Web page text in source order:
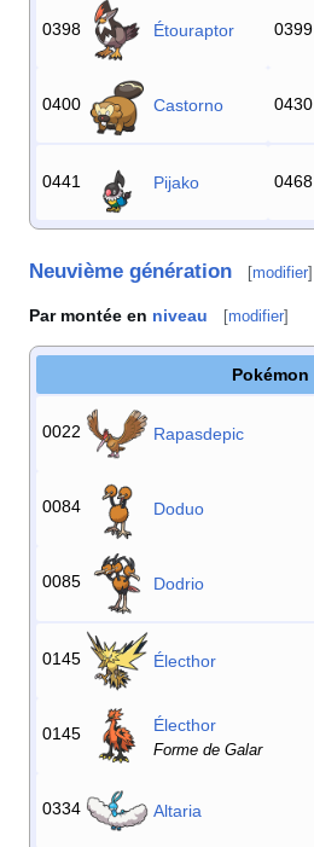
0398 Étouraptor 0399
0400 Castorno 0430
0441 Pijako 0468
Neuvième génération [modifier]
Par montée en niveau [modifier]
Pokémon
0022 Rapasdepic
0084 Doduo
0085 Dodrio
0145 Électhor
0145 Électhor
Forme de Galar
0334 Altaria